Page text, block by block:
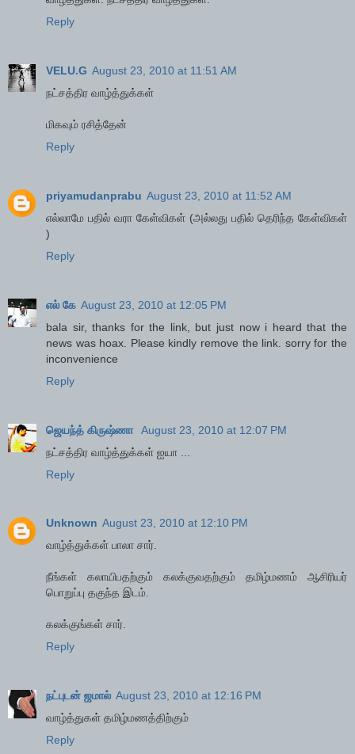
Reply
VELU.G August 23, 2010 at 11:51 AM
நட்சத்திர வாழ்த்துக்கள்
மிகவும் ரசித்தேன்
Reply
priyamudanprabu August 23, 2010 at 11:52 AM
எல்லாமே பதில் வரா கேள்விகள் (அல்லது பதில் தெரிந்த கேள்விகள்
)
Reply
எல் கே August 23, 2010 at 12:05 PM
bala sir, thanks for the link, but just now i heard that the
news was hoax. Please kindly remove the link. sorry for the
inconvenience
Reply
ஜெயந்த் கிருஷ்ணா August 23, 2010 at 12:07 PM
நட்சத்திர வாழ்த்துக்கள் ஐயா ...
Reply
Unknown August 23, 2010 at 12:10 PM
வாழ்த்துக்கள் பாலா சார்.
நீங்கள் கலாயிபதற்கும் கலக்குவதற்கும் தமிழ்மணம் ஆசிரியர்
பொறுப்பு தகுந்த இடம்.
கலக்குங்கள் சார்.
Reply
நட்புடன் ஜமால் August 23, 2010 at 12:16 PM
வாழ்த்துகள் தமிழ்மணத்திற்கும்
Reply